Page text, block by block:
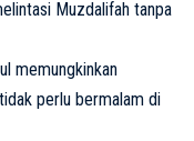
Muzdalifah tanpa
memungkinkan
perlu bermalam di